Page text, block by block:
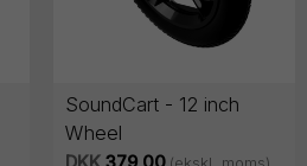
SoundCart - 12 inch
Wheel
(ekskl. moms)